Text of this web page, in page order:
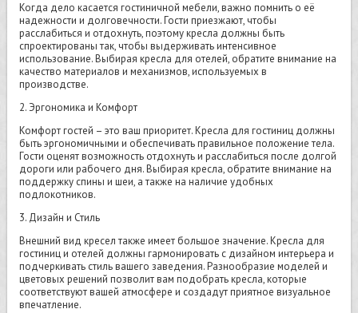
Когда дело касается гостиничной мебели, важно помнить о её
надежности и долговечности. Гости приезжают, чтобы
расслабиться и отдохнуть, поэтому кресла должны быть
спроектированы так, чтобы выдерживать интенсивное
использование. Выбирая кресла для отелей, обратите внимание на
качество материалов и механизмов, используемых в
производстве.
2. Эргономика и Комфорт
Комфорт гостей – это ваш приоритет. Кресла для гостиниц должны
быть эргономичными и обеспечивать правильное положение тела.
Гости оценят возможность отдохнуть и расслабиться после долгой
дороги или рабочего дня. Выбирая кресла, обратите внимание на
поддержку спины и шеи, а также на наличие удобных
подлокотников.
3. Дизайн и Стиль
Внешний вид кресел также имеет большое значение. Кресла для
гостиниц и отелей должны гармонировать с дизайном интерьера и
подчеркивать стиль вашего заведения. Разнообразие моделей и
цветовых решений позволит вам подобрать кресла, которые
соответствуют вашей атмосфере и создадут приятное визуальное
впечатление.